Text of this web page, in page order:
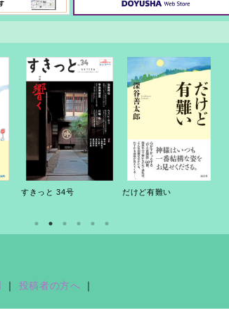
すきっと 34号 だけど有難い
投稿者の方へ